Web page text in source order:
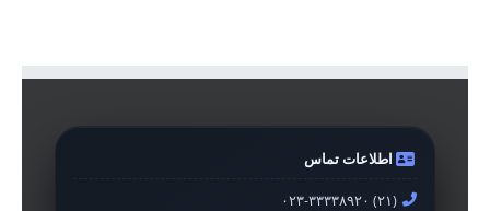
اطلاعات تماس
۰۲۳-۳۳۳۳۸۹۲۰ (۲۱)